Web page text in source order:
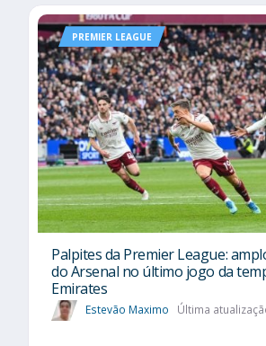
PREMIER LEAGUE
Palpites da Premier League:
do Arsenal no último jogo da
Emirates
Estevão Maximo Última